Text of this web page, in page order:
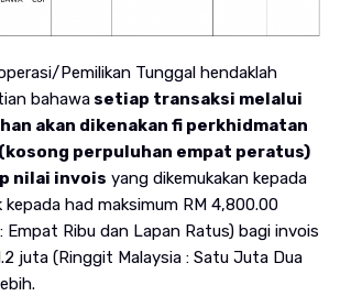
Pemilikan Tunggal hendaklah
bahawasetiap transaksi melalui
akan dikenakan fi perkhidmatan
perpuluhan empat peratus)
nilai invois yang dikemukakan kepada
kepada had maksimum RM 4,800.00
Empat Ribu dan Lapan Ratus) bagi invois
juta (Ringgit Malaysia : Satu Juta Dua